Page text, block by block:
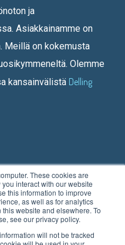
These cookies are
interact with our website
this information to improve
as well as for analytics
website and elsewhere. To
see our privacy policy.
will not be tracked
ja
Asiakkainamme on
Meillä on kokemusta
Olemme
kansainvälistä Delling